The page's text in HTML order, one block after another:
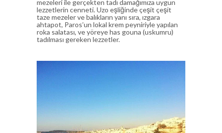
mezeleri ile gerçekten tadı damağımıza uygun
lezzetlerin cenneti. Uzo eşliğinde çeşit çeşit
taze mezeler ve balıkların yanı sıra, ızgara
ahtapot, Paros’un lokal krem peyniriyle yapılan
roka salatası, ve yöreye has gouna (uskumru)
tadılması gereken lezzetler.